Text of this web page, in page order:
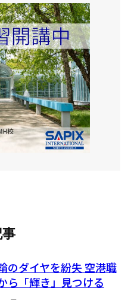
のダイヤを紛失 空港職
ら「輝き」見つける